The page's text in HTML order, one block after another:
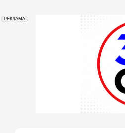
РЕКЛАМА